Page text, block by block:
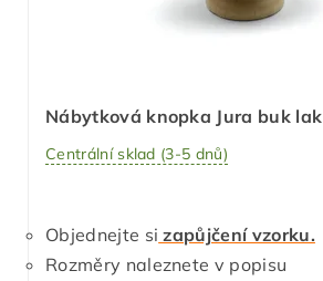
Nábytková knopka Jura buk lak
Centrální sklad (3-5 dnů)
Objednejte si zapůjčení vzorku.
Rozměry naleznete v popisu